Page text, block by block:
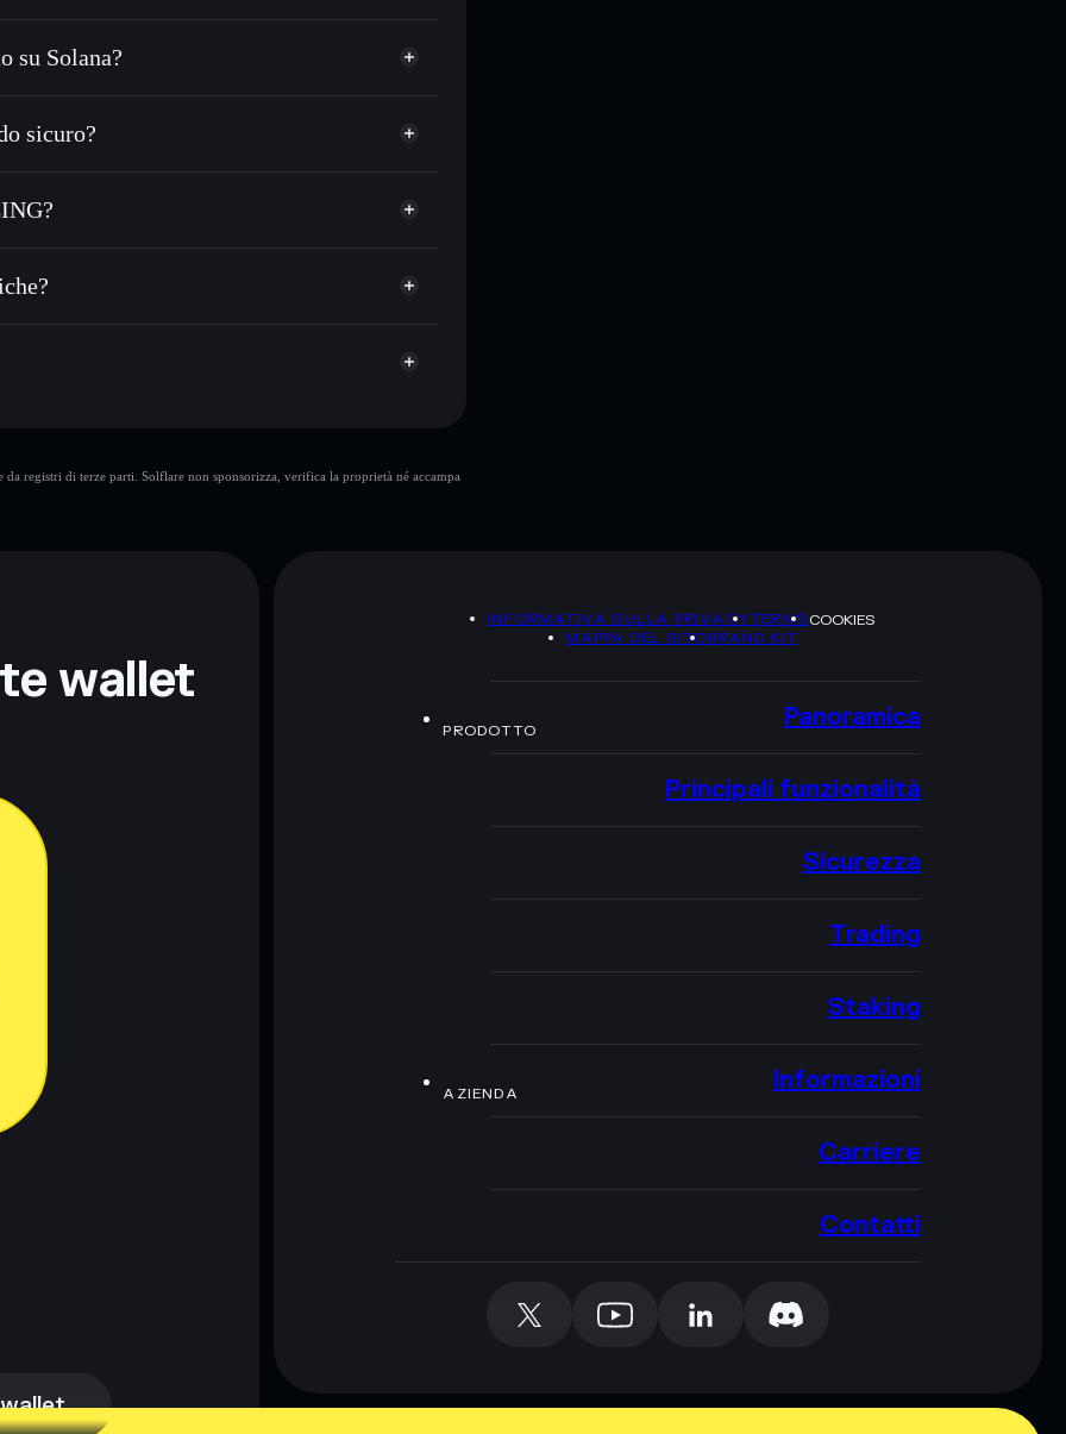
o in migliaia di altri token Solana al prezzo
nel tempo
pubblicamente i wallet usando l’Aggregatore di
su Solana?
sicuro?
wallet non-custodial Solflare
registri di terze parti. Solflare non sponsorizza, verifica la proprietà né accampa
wallet
INFORMATIVA SULLA PRIVACYTERMSCOOKIES
MAPPA DEL SITOBRAND KIT
PRODOTTO Panoramica
Principali funzionalità
Sicurezza
Trading
Staking
AZIENDA Informazioni
Carriere
Contatti